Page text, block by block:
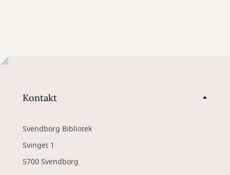
Kontakt
Svendborg Bibliotek
Svinget 1
5700 Svendborg